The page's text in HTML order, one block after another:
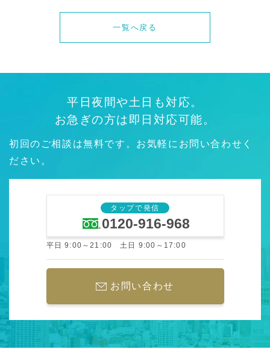
一覧へ戻る
平日夜間や土日も対応。
お急ぎの方は即日対応可能。
初回のご相談は無料です。お気軽にお問い合わせく
ださい。
タップで発信
0120-916-968
平日 9:00～21:00 土日 9:00～17:00
お問い合わせ